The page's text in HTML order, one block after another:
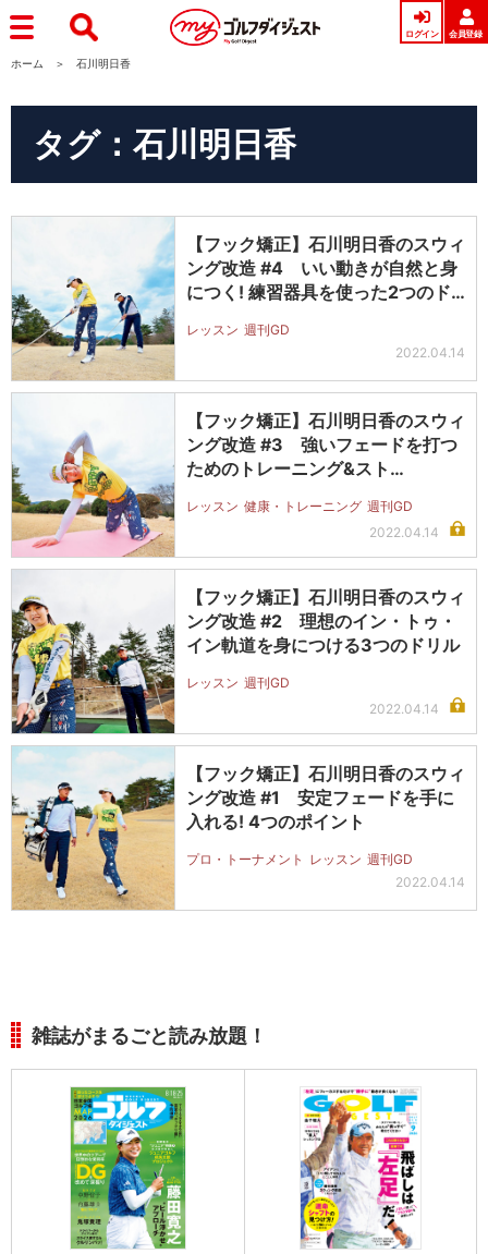
ログイン 会員登録
ホーム 石川明日香
タグ：石川明日香
【フック矯正】石川明日香のスウィ
ング改造 #4 いい動きが自然と身
につく! 練習器具を使った2つのド…
レッスン 週刊GD
2022.04.14
【フック矯正】石川明日香のスウィ
ング改造 #3 強いフェードを打つ
ためのトレーニング&スト…
レッスン 健康・トレーニング 週刊GD
2022.04.14
【フック矯正】石川明日香のスウィ
ング改造 #2 理想のイン・トゥ・
イン軌道を身につける3つのドリル
レッスン 週刊GD
2022.04.14
【フック矯正】石川明日香のスウィ
ング改造 #1 安定フェードを手に
入れる! 4つのポイント
プロ・トーナメント レッスン 週刊GD
2022.04.14
雑誌がまるごと読み放題！